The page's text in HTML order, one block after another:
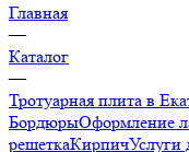
Главная
—
Каталог
—
Тротуарная плита в
БордюрыОформление
решеткаКирпичУслуги